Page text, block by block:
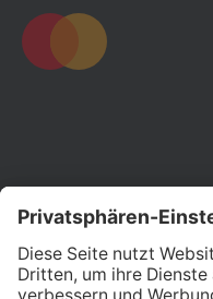
© Dock Financial S.A. Alle
S.A., 110, route d’Arlon,
Financial S.A. ist von der